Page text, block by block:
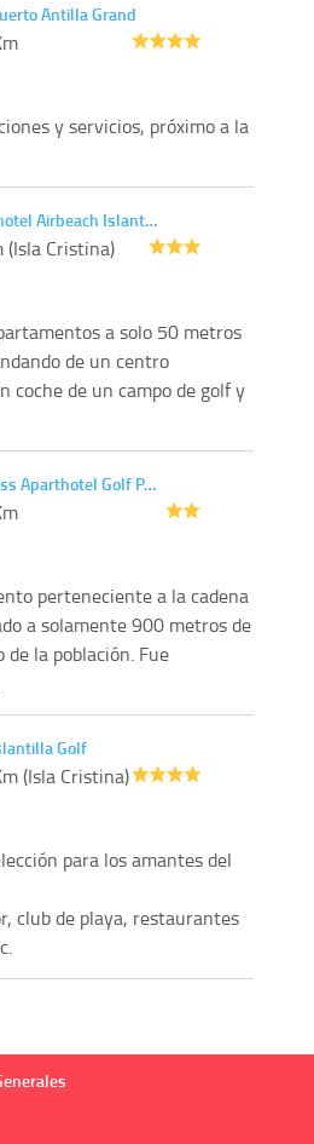
Antilla Grand
y servicios, próximo a la
Airbeach Islant…
(Isla Cristina)
a solo 50 metros
de un centro
coche de un campo de golf y
Aparthotel Golf P…
perteneciente a la cadena
a solamente 900 metros de
la población. Fue
Golf
(Isla Cristina)
para los amantes del
club de playa, restaurantes